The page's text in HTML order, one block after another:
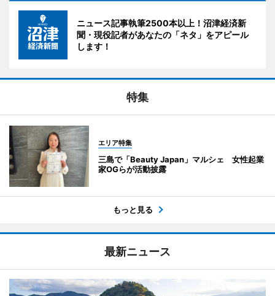
ニュース記事執筆2500本以上！沼津経済新
聞・現役記者があなたの「ネタ」をアピール
します！
特集
エリア特集
三島で「Beauty Japan」マルシェ 女性起業
家OGらが活動披露
もっと見る
最新ニュース